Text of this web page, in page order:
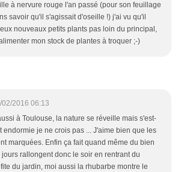
à nervure rouge l'an passé (pour son feuillage
savoir qu'il s'agissait d'oseille !) j'ai vu qu'il
nouveaux petits plants pas loin du principal,
mon stock de plantes à troquer ;-)
02/2016 06:13
à Toulouse, la nature se réveille mais s'est-
endormie je ne crois pas ... J'aime bien que les
marquées. Enfin ça fait quand même du bien
rallongent donc le soir en rentrant du
du jardin, moi aussi la rhubarbe montre le